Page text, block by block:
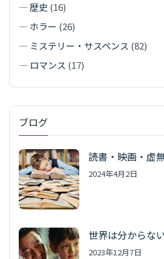
— 歴史 (16)
— ホラー (26)
— ミステリー・サスペンス (82)
— ロマンス (17)
ブログ
読書・映画・虚
2024年4月2日
世界は分からな
2023年12月7日